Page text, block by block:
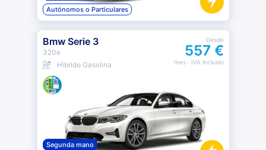
Autónomos o Particulares
Bmw Serie 3
320e
Híbrido Gasolina
Desde
557 €
mes· IVA incluido
Segunda mano